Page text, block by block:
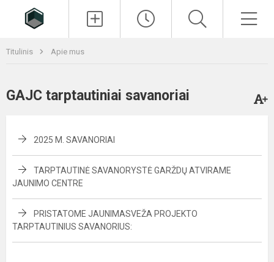
Titulinis Apie mus
GAJC tarptautiniai savanoriai
2025 M. SAVANORIAI
TARPTAUTINĖ SAVANORYSTĖ GARŽDŲ ATVIRAME
JAUNIMO CENTRE
PRISTATOME JAUNIMASVEŽA PROJEKTO
TARPTAUTINIUS SAVANORIUS: